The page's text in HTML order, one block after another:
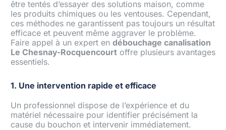
être tentés d’essayer des solutions maison, comme
les produits chimiques ou les ventouses. Cependant,
ces méthodes ne garantissent pas toujours un résultat
efficace et peuvent même aggraver le problème.
Faire appel à un expert en débouchage canalisation
Le Chesnay-Rocquencourt offre plusieurs avantages
essentiels.
1. Une intervention rapide et efficace
Un professionnel dispose de l’expérience et du
matériel nécessaire pour identifier précisément la
cause du bouchon et intervenir immédiatement.